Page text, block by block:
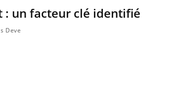
: un facteur clé identifié
Deve